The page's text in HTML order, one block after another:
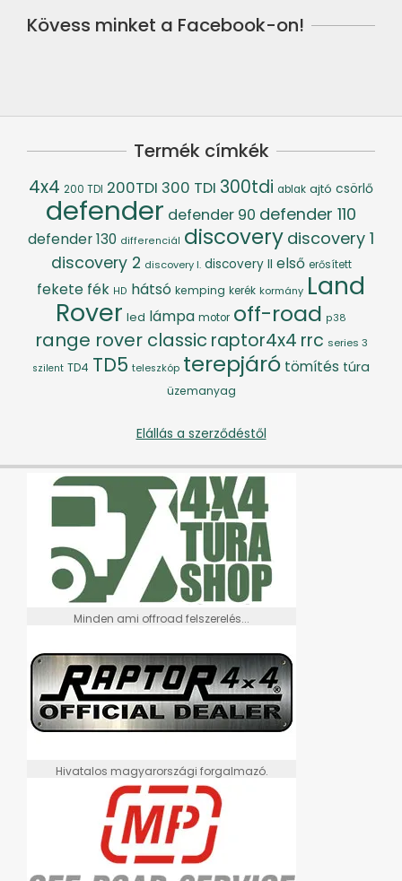
Kövess minket a Facebook-on!
Termék címkék
4x4 200 TDI 200TDI 300 TDI 300tdi ablak ajtó csörlő
defender defender 90 defender 110
defender 130 differenciál discovery discovery 1
discovery 2 discovery I. discovery II első erősített
fekete fék HD hátsó kemping kerék kormány Land
Rover led lámpa motor off-road p38
range rover classic raptor4x4 rrc series 3
szilent TD4 TD5 teleszkóp terepjáró tömítés túra
üzemanyag
Elállás a szerződéstől
Minden ami offroad felszerelés...
Hivatalos magyarországi forgalmazó.